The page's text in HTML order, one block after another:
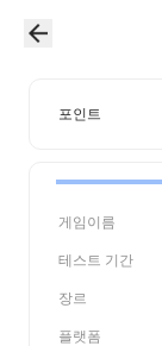
포인트
게임이름
테스트 기간
장르
플랫폼